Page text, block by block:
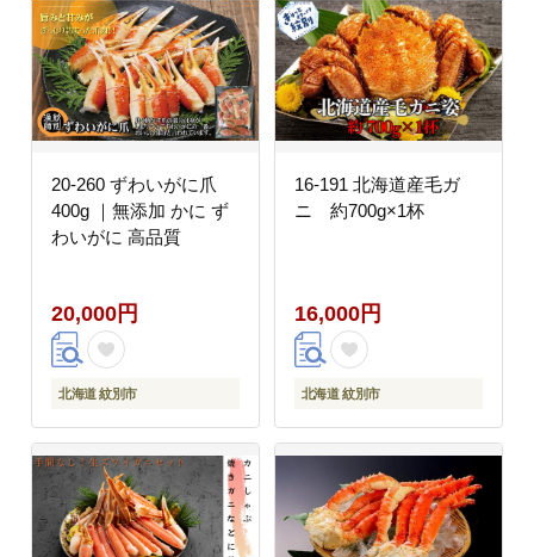
20-260 ずわいがに爪
400g ｜無添加 かに ず
わいがに 高品質
20,000円
北海道 紋別市
16-191 北海道産毛ガ
ニ 約700g×1杯
16,000円
北海道 紋別市